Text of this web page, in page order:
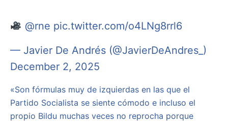
@rne pic.twitter.com/o4LNg8rrl6
— Javier De Andrés (@JavierDeAndres_)
December 2, 2025
«Son fórmulas muy de izquierdas en las que el
Partido Socialista se siente cómodo e incluso el
propio Bildu muchas veces no reprocha porque